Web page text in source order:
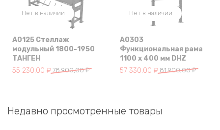
Нет в наличии
A0125 Стеллаж
модульный 1800-1950
ТАНГЕН
78 900,00₽
Первоначальная цена составляла 78 900,00 ₽.
55 230,00 ₽
Текущая цена: 55 230,00 ₽.
Нет в наличии
A0303
Функциональная рама
1100 x 400 мм DHZ
81 900,00₽
Первоначальная цена
57 330,00 ₽
Текущая цена: 57 330,00 ₽.
Недавно просмотренные товары